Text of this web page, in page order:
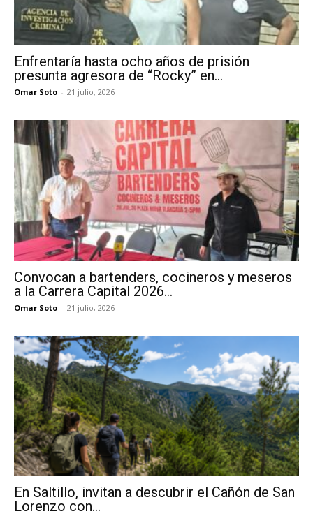
Enfrentaría hasta ocho años de prisión
presunta agresora de “Rocky” en...
Omar Soto - 21 julio, 2026
Convocan a bartenders, cocineros y meseros
a la Carrera Capital 2026...
Omar Soto - 21 julio, 2026
En Saltillo, invitan a descubrir el Cañón de San
Lorenzo con...